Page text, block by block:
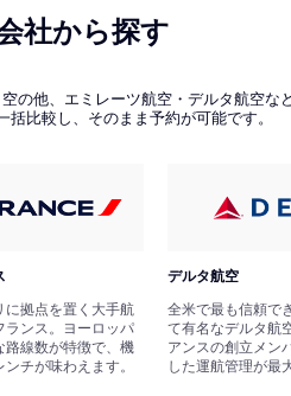
社から探す
の他、エミレーツ航空・デルタ航空な
比較し、そのまま予約が可能です。
に拠点を置く大手航
ランス。ヨーロッパ
路線数が特徴で、機
チが味わえます。
デルタ航空
全米で最も信頼で
て有名なデルタ航
アンスの創立メン
した運航管理が最